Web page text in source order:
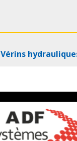
Vérins
gamme de vérins